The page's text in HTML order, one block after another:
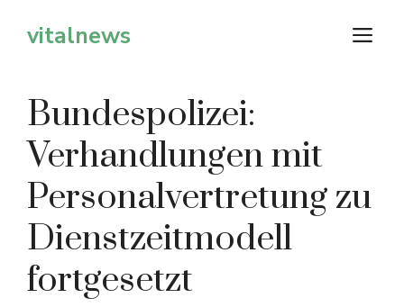
Inhaltvitalnews
Bundespolizei:
Verhandlungen mit
Personalvertretung zu
Dienstzeitmodell
fortgesetzt